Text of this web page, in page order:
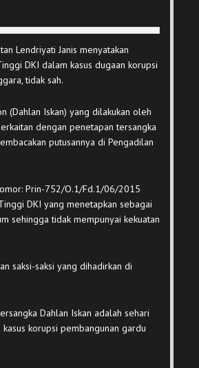
Lendriyati Janis menyatakan
DKI dalam kasus dugaan korupsi
tidak sah.
(Dahlan Iskan) yang dilakukan oleh
dengan penetapan tersangka
putusannya di Pengadilan
Prin-752/O.1/Fd.1/06/2015
DKI yang menetapkan sebagai
sehingga tidak mempunyai kekuatan
saksi-saksi yang dihadirkan di
Dahlan Iskan adalah sehari
korupsi pembangunan gardu